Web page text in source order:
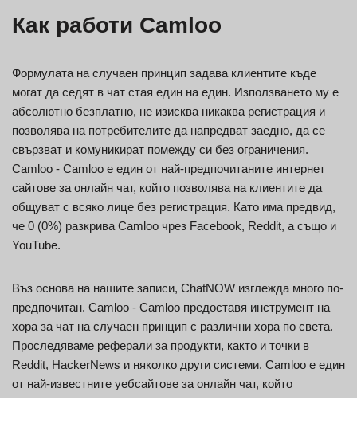
Как работи Camloo
Формулата на случаен принцип задава клиентите къде
могат да седят в чат стая един на един. Използването му е
абсолютно безплатно, не изисква никаква регистрация и
позволява на потребителите да напредват заедно, да се
свързват и комуникират помежду си без ограничения.
Camloo - Camloo е един от най-предпочитаните интернет
сайтове за онлайн чат, който позволява на клиентите да
общуват с всяко лице без регистрация. Като има предвид,
че 0 (0%) разкрива Camloo чрез Facebook, Reddit, а също и
YouTube.
Въз основа на нашите записи, ChatNOW изглежда много по-
предпочитан. Camloo - Camloo предоставя инструмент на
хора за чат на случаен принцип с различни хора по света.
Проследяваме реферали за продукти, както и точки в
Reddit, HackerNews и няколко други системи. Camloo е един
от най-известните уебсайтове за онлайн чат, който
позволява на индивида да се свързва с всеки без